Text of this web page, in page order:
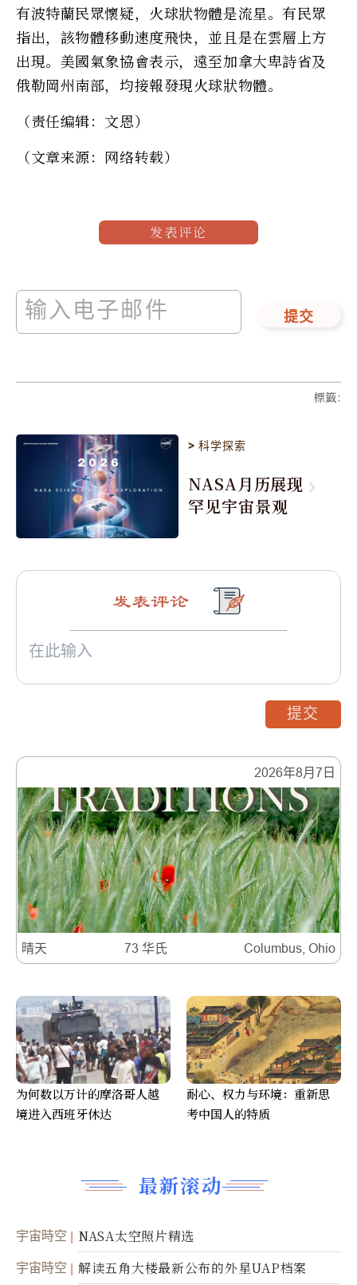
有波特蘭民眾懷疑，火球狀物體是流星。有民眾
指出，該物體移動速度飛快，並且是在雲層上方
出現。美國氣象協會表示，遠至加拿大卑詩省及
俄勒岡州南部，均接報發現火球狀物體。
（责任编辑：文恩）
（文章来源：网络转载）
发表评论
提交
標籤:
>科学探索
NASA月历展现
罕见宇宙景观
2026年8月7日
晴天 73 华氏 Columbus, Ohio
最新滚动
宇宙時空 NASA太空照片精选
宇宙時空 解读五角大楼最新公布的外星UAP档案
发表评论
提交
为何数以万计的摩洛哥人越
境进入西班牙休达
耐心、权力与环境：重新思
考中国人的特质